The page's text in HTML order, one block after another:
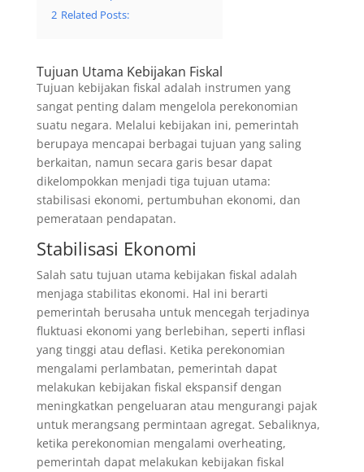
2 Related Posts:
Tujuan Utama Kebijakan Fiskal
Tujuan kebijakan fiskal adalah instrumen yang
sangat penting dalam mengelola perekonomian
suatu negara. Melalui kebijakan ini, pemerintah
berupaya mencapai berbagai tujuan yang saling
berkaitan, namun secara garis besar dapat
dikelompokkan menjadi tiga tujuan utama:
stabilisasi ekonomi, pertumbuhan ekonomi, dan
pemerataan pendapatan.
Stabilisasi Ekonomi
Salah satu tujuan utama kebijakan fiskal adalah
menjaga stabilitas ekonomi. Hal ini berarti
pemerintah berusaha untuk mencegah terjadinya
fluktuasi ekonomi yang berlebihan, seperti inflasi
yang tinggi atau deflasi. Ketika perekonomian
mengalami perlambatan, pemerintah dapat
melakukan kebijakan fiskal ekspansif dengan
meningkatkan pengeluaran atau mengurangi pajak
untuk merangsang permintaan agregat. Sebaliknya,
ketika perekonomian mengalami overheating,
pemerintah dapat melakukan kebijakan fiskal